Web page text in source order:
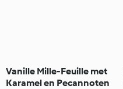
Vanille Mille-Feuille met
Karamel en Pecannoten